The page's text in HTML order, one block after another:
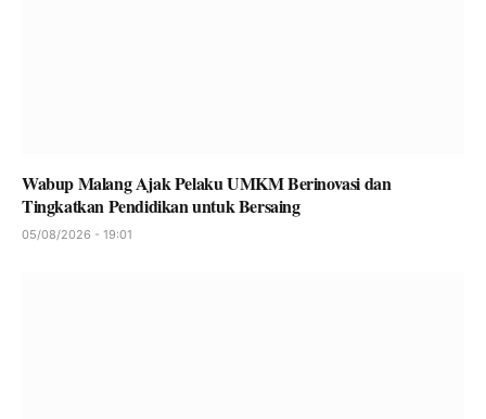
Wabup Malang Ajak Pelaku UMKM Berinovasi dan
Tingkatkan Pendidikan untuk Bersaing
05/08/2026 - 19:01